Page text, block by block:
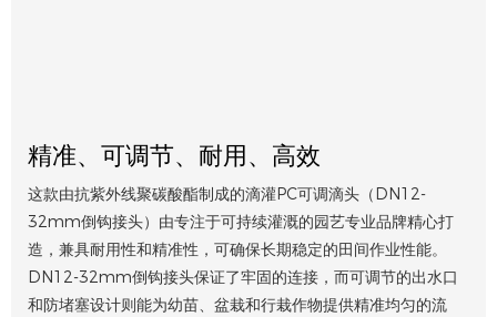
精准、可调节、耐用、高效
这款由抗紫外线聚碳酸酯制成的滴灌PC可调滴头（DN12-
32mm倒钩接头）由专注于可持续灌溉的园艺专业品牌精心打
造，兼具耐用性和精准性，可确保长期稳定的田间作业性能。
DN12-32mm倒钩接头保证了牢固的连接，而可调节的出水口
和防堵塞设计则能为幼苗、盆栽和行栽作物提供精准均匀的流